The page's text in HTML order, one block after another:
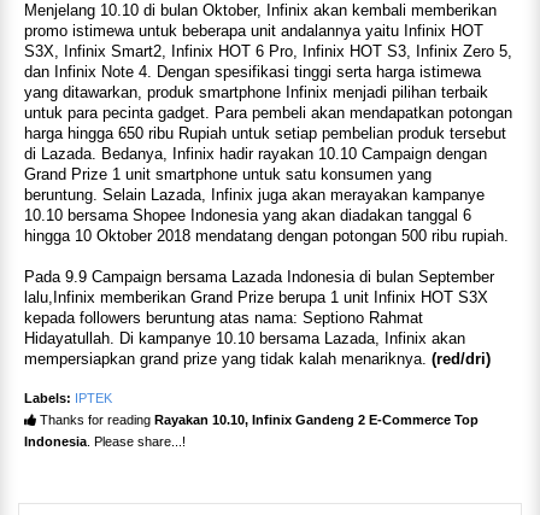
Menjelang 10.10 di bulan Oktober, Infinix akan kembali memberikan
promo istimewa untuk beberapa unit andalannya yaitu Infinix HOT
S3X, Infinix Smart2, Infinix HOT 6 Pro, Infinix HOT S3, Infinix Zero 5,
dan Infinix Note 4. Dengan spesifikasi tinggi serta harga istimewa
yang ditawarkan, produk smartphone Infinix menjadi pilihan terbaik
untuk para pecinta gadget. Para pembeli akan mendapatkan potongan
harga hingga 650 ribu Rupiah untuk setiap pembelian produk tersebut
di Lazada. Bedanya, Infinix hadir rayakan 10.10 Campaign dengan
Grand Prize 1 unit smartphone untuk satu konsumen yang
beruntung. Selain Lazada, Infinix juga akan merayakan kampanye
10.10 bersama Shopee Indonesia yang akan diadakan tanggal 6
hingga 10 Oktober 2018 mendatang dengan potongan 500 ribu rupiah.
Pada 9.9 Campaign bersama Lazada Indonesia di bulan September
lalu,Infinix memberikan Grand Prize berupa 1 unit Infinix HOT S3X
kepada followers beruntung atas nama: Septiono Rahmat
Hidayatullah. Di kampanye 10.10 bersama Lazada, Infinix akan
mempersiapkan grand prize yang tidak kalah menariknya. (red/dri)
Labels:
IPTEK
Thanks for reading Rayakan 10.10, Infinix Gandeng 2 E-Commerce Top
Indonesia . Please share...!